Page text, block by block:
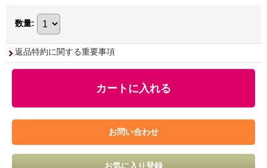
数量:
返品特約に関する重要事項